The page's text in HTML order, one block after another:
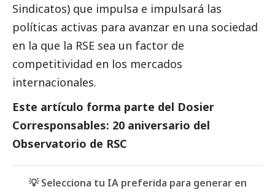
Sindicatos) que impulsa e impulsará las
políticas activas para avanzar en una sociedad
en la que la RSE sea un factor de
competitividad en los mercados
internacionales.
Este artículo forma parte del Dosier
Corresponsables: 20 aniversario del
Observatorio de RSC
💡 Selecciona tu IA preferida para generar en